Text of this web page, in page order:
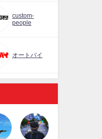
custom-
people
オートバイ